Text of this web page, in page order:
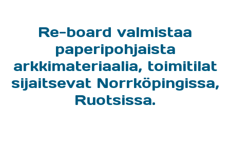
Re-board valmistaa
paperipohjaista
arkkimateriaalia, toimitilat
sijaitsevat Norrköpingissa,
Ruotsissa.